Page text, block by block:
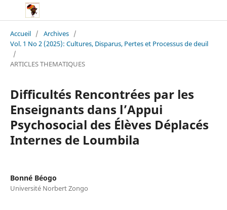
Accueil / Archives /
Vol. 1 No 2 (2025): Cultures, Disparus, Pertes et Processus de deuil
/
ARTICLES THEMATIQUES
Difficultés Rencontrées par les
Enseignants dans l’Appui
Psychosocial des Élèves Déplacés
Internes de Loumbila
Bonné Béogo
Université Norbert Zongo